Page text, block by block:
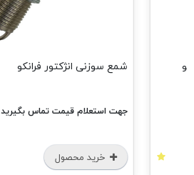
شمع سوزنی انژکتور فرانکو
جهت استعلام قیمت تماس بگیرید
خرید محصول